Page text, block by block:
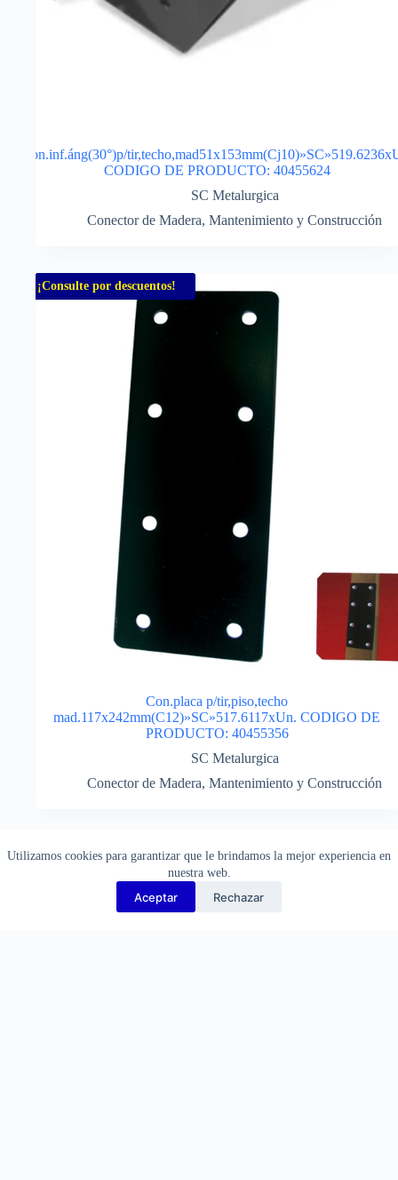
Utilizamos cookies para garantizar que le brindamos la mejor experiencia en
nuestra web.
Aceptar Rechazar
Con.inf.áng(30°)p/
CODIGO DE PRODUCTO: 40455624
SC Metalurgica
Conector de Madera, Mantenimiento y Construcción
¡Consulte por descuentos!
Con.placa p/tir,piso,techo
mad.117x242mm(C12)»SC»517.6117xUn. CODIGO DE
PRODUCTO: 40455356
SC Metalurgica
Conector de Madera, Mantenimiento y Construcción
¡Consulte por descuentos!